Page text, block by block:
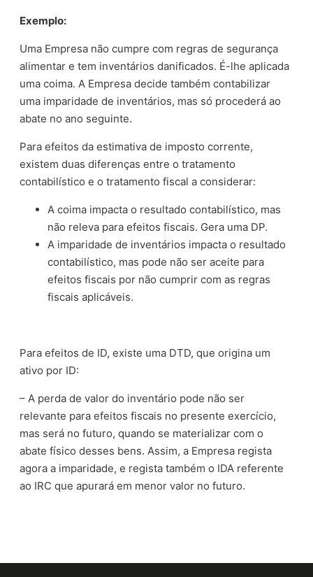
Exemplo:
Uma Empresa não cumpre com regras de segurança
alimentar e tem inventários danificados. É-lhe aplicada
uma coima. A Empresa decide também contabilizar
uma imparidade de inventários, mas só procederá ao
abate no ano seguinte.
Para efeitos da estimativa de imposto corrente,
existem duas diferenças entre o tratamento
contabilístico e o tratamento fiscal a considerar:
A coima impacta o resultado contabilístico, mas
não releva para efeitos fiscais. Gera uma DP.
A imparidade de inventários impacta o resultado
contabilístico, mas pode não ser aceite para
efeitos fiscais por não cumprir com as regras
fiscais aplicáveis.
Para efeitos de ID, existe uma DTD, que origina um
ativo por ID:
– A perda de valor do inventário pode não ser
relevante para efeitos fiscais no presente exercício,
mas será no futuro, quando se materializar com o
abate físico desses bens. Assim, a Empresa regista
agora a imparidade, e regista também o IDA referente
ao IRC que apurará em menor valor no futuro.